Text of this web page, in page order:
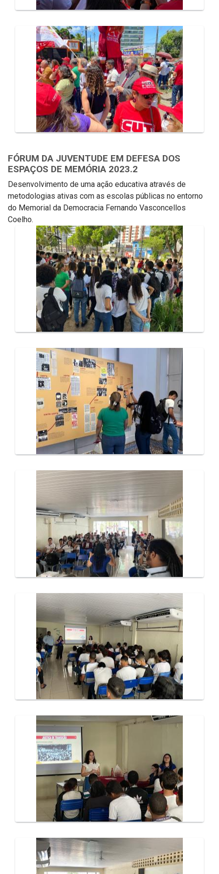
FÓRUM DA JUVENTUDE EM DEFESA DOS
ESPAÇOS DE MEMÓRIA 2023.2
Desenvolvimento de uma ação educativa através de
metodologias ativas com as escolas públicas no entorno
do Memorial da Democracia Fernando Vasconcellos
Coelho.
Galeria de Mídias